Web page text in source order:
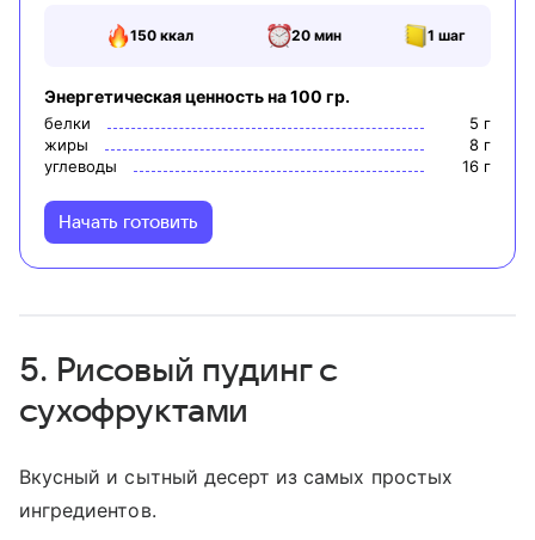
150ккал 20 мин 1 шаг
Энергетическая ценность на 100 гр.
белки 5 г
жиры
8 г
углеводы
16 г
Начать готовить
5. Рисовый пудинг с
сухофруктами
Вкусный и сытный десерт из самых простых
ингредиентов.